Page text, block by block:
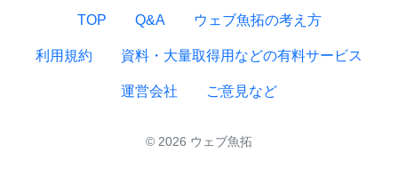
TOP Q&A ウェブ魚拓の考え方
利用規約 資料・大量取得用などの有料サービス
運営会社 ご意見など
© 2026 ウェブ魚拓